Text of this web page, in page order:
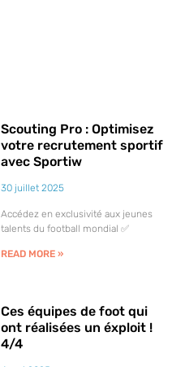
Scouting Pro : Optimisez
votre recrutement sportif
avec Sportiw
30 juillet 2025
Accédez en exclusivité aux jeunes
talents du football mondial ✅​
READ MORE »
Ces équipes de foot qui
ont réalisées un éxploit !
4/4